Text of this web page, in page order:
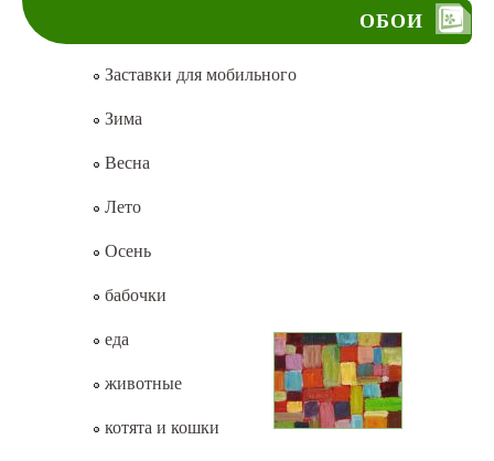
ОБОИ
Заставки для мобильного
Зима
Весна
Лето
Осень
бабочки
еда
животные
котята и кошки